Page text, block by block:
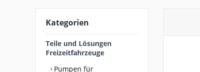
Kategorien
Teile und Lösungen
Freizeitfahrzeuge
Pumpen für